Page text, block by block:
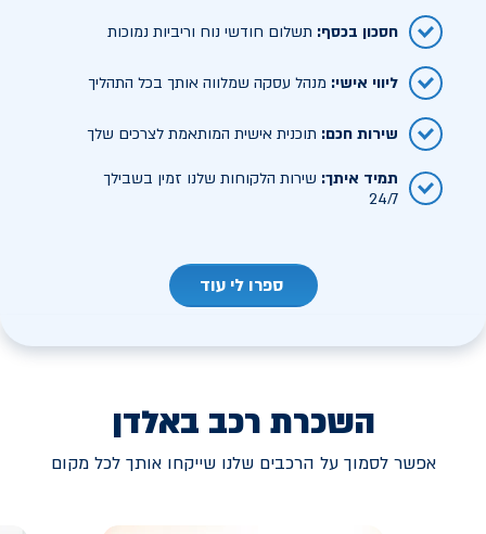
חסכון בכסף: תשלום חודשי נוח וריביות נמוכות
ליווי אישי: מנהל עסקה שמלווה אותך בכל התהליך
שירות חכם: תוכנית אישית המותאמת לצרכים שלך
תמיד איתך: שירות הלקוחות שלנו זמין בשבילך
24/7
ספרו לי עוד
השכרת רכב באלדן
אפשר לסמוך על הרכבים שלנו שייקחו אותך לכל מקום